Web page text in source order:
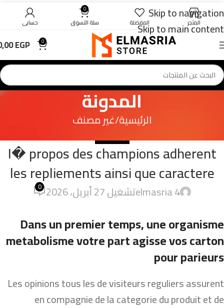
Skip to navigation
Skip to main content
0
EGP
المدونة
الرئيسية غير مصنف
I� propos des champions adherent
les repliements ainsi que caractere
4 elmasria تشغيل 27 أبريل، 2026 0
Dans un premier temps, une organisme
metabolisme votre part agisse vos carton
pour parieurs
Les opinions tous les de visiteurs reguliers assurent
en compagnie de la categorie du produit et de
المتجر المفضلة
0
سلة التسوق حسابي